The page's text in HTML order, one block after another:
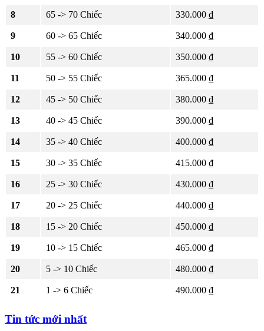
8 65 -> 70 Chiếc 330.000 ₫
9 60 -> 65 Chiếc 340.000 ₫
10 55 -> 60 Chiếc 350.000 ₫
11 50 -> 55 Chiếc 365.000 ₫
12 45 -> 50 Chiếc 380.000 ₫
13 40 -> 45 Chiếc 390.000 ₫
14 35 -> 40 Chiếc 400.000 ₫
15 30 -> 35 Chiếc 415.000 ₫
16 25 -> 30 Chiếc 430.000 ₫
17 20 -> 25 Chiếc 440.000 ₫
18 15 -> 20 Chiếc 450.000 ₫
19 10 -> 15 Chiếc 465.000 ₫
20 5 -> 10 Chiếc 480.000 ₫
21 1 -> 6 Chiếc 490.000 ₫
Tin tức mới nhất